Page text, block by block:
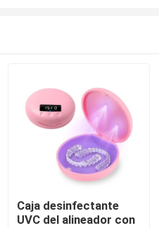
Caja desinfectante
UVC del alineador con